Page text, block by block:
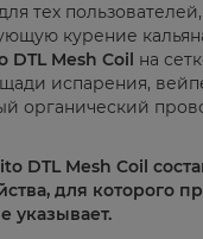
тех
курение
DTL Mesh Coil на
испарения,
органический
DTL Mesh Coil
для которого
указывает.